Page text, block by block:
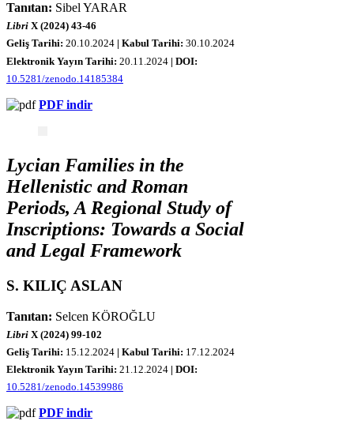
Tanıtan: Sibel YARAR
Libri X (2024) 43-46
Geliş Tarihi: 20.10.2024 | Kabul Tarihi: 30.10.2024
Elektronik Yayın Tarihi: 20 .11.2024 | DOI:
10.5281/zenodo.14185384
PDF indir
Lycian Families in the
Hellenistic and Roman
Periods, A Regional Study of
Inscriptions: Towards a Social
and Legal Framework
S. KILIÇ ASLAN
Tanıtan: Selcen KÖROĞLU
Libri X (2024) 99-102
Geliş Tarihi: 15 .12.2024 | Kabul Tarihi: 17.12.2024
Elektronik Yayın Tarihi: 21.12.2024 | DOI:
10.5281/zenodo.14539986
PDF indir